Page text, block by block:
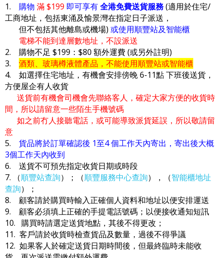
1. 購物 滿 $199 即可享有全港免費送貨服務(適用於住宅/
工商地址，包括東涌及愉景灣在指定日子派送，
但不包括其他離島或機場) 或使用順豐站及智能櫃
電梯不能到達層數地址，不設派送
2. 購物不足 $199：$80 額外運費 (或另外註明)
3. 酒類、玻璃樽液體產品，不能使用順豐站或智能櫃
4. 如選擇住宅地址，有機會安排傍晚 6-11點 下班後送貨，
方便屋企有人收貨
送貨前有機會司機會先聯絡客人，確定大家方便的收貨時
間，所以請留意一些陌生手機號碼
如之前冇人接聽電話，或可能導致派貨延誤，所以敬請留
意
5. 貨品將於訂單確認後 1至4 個工作天內寄出，寄出後大概
3個工作天內收到
6. 送貨不可預先指定收貨日期或時段
7. （順豐站查詢）；（順豐服務中心查詢），（智能櫃地址
查詢）；
8. 顧客請於購買時輸入正確個人資料和地址以便安排運送
9. 顧客必須填上正確的手提電話號碼；以便接收通知短訊
10. 購買時請選定送貨地點，其後不得更改；
11. 客戶請於收貨時檢查貨品及數量，過後不得爭議
12. 如果客人於確定送貨日期時間後，但最終臨時未能收